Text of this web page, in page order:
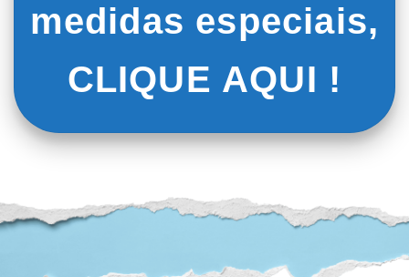
medidas especiais,
CLIQUE AQUI !